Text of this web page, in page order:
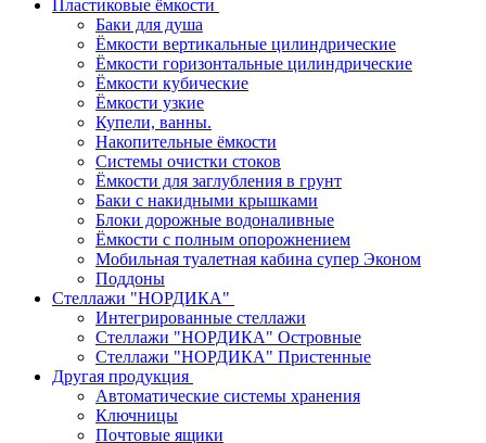
Пластиковые ёмкости
Баки для душа
Ёмкости вертикальные цилиндрические
Ёмкости горизонтальные цилиндрические
Ёмкости кубические
Ёмкости узкие
Купели, ванны.
Накопительные ёмкости
Системы очистки стоков
Ёмкости для заглубления в грунт
Баки с накидными крышками
Блоки дорожные водоналивные
Ёмкости с полным опорожнением
Мобильная туалетная кабина супер Эконом
Поддоны
Стеллажи "НОРДИКА"
Интегрированные стеллажи
Стеллажи "НОРДИКА" Островные
Стеллажи "НОРДИКА" Пристенные
Другая продукция
Автоматические системы хранения
Ключницы
Почтовые ящики